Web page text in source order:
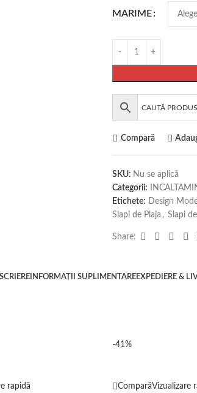
MARIME
Compară
SKU: Nu se aplică
Categorii:
Etichete: Design
Slapi de Plaja , Slapi
Share:
INFORMAȚII SUPLIMENTAREEXPEDIERE &
rapidă
-41%
ComparăVizualizare